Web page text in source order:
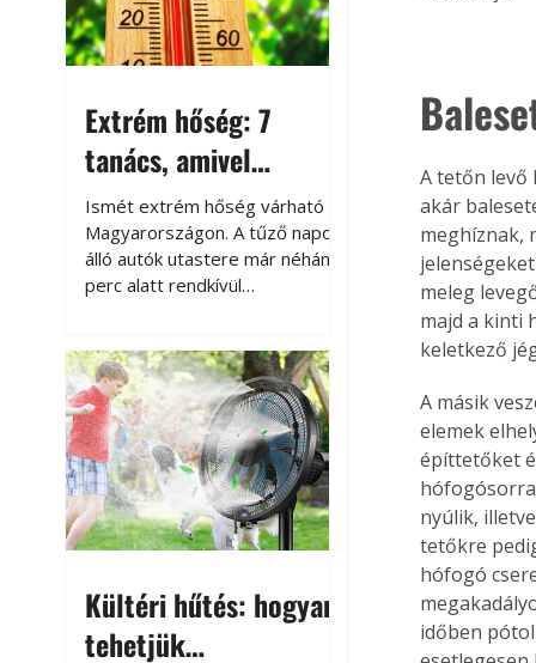
Extrém hőség: 7
tanács, amivel
megóvhatjuk
autónkat a nyári
károktól
Ismét extrém hőség várható
Magyarországon. A tűző napon
álló autók utastere már néhány
perc alatt rendkívül
megközelítheti. Ez nemcsak a
beszállást teszi kellemetlenné,
hanem az autó állapotára és a
benne hagyott tárgyakra is
káros hatással lehet. Néhány
egyszerű óvintézkedéssel
azonban jelentősen
csökkenthetjük a hőség káros
Kültéri hűtés: hogyan
tehetjük
A tetőn levő
akár
meghíznak,
meleg
majd a kinti
keletkező
A másik
elemek
építtetőket
nyúlik,
tetőkre
hófogó
időben